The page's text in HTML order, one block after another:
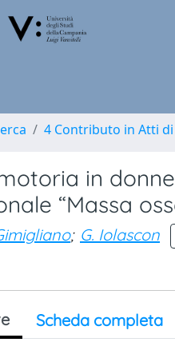
4 Contributo in Atti
in
“Massa
; G. Iolascon
Scheda completa